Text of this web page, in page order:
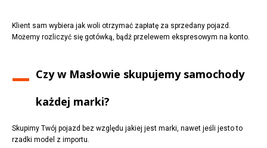
Klient sam wybiera jak woli otrzymać zapłatę za sprzedany pojazd.
Możemy rozliczyć się gotówką, bądź przelewem ekspresowym na konto.
Czy w Masłowie skupujemy samochody
każdej marki?
Skupimy Twój pojazd bez względu jakiej jest marki, nawet jeśli jesto to
rzadki model z importu.